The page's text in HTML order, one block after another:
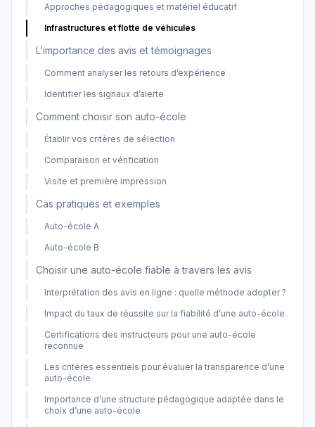
Approches pédagogiques et matériel éducatif
Infrastructures et flotte de véhicules
L’importance des avis et témoignages
Comment analyser les retours d’expérience
Identifier les signaux d’alerte
Comment choisir son auto-école
Établir vos critères de sélection
Comparaison et vérification
Visite et première impression
Cas pratiques et exemples
Auto-école A
Auto-école B
Choisir une auto-école fiable à travers les avis
Interprétation des avis en ligne : quelle méthode adopter ?
Impact du taux de réussite sur la fiabilité d’une auto-école
Certifications des instructeurs pour une auto-école
reconnue
Les critères essentiels pour évaluer la transparence d’une
auto-école
Importance d’une structure pédagogique adaptée dans le
choix d’une auto-école